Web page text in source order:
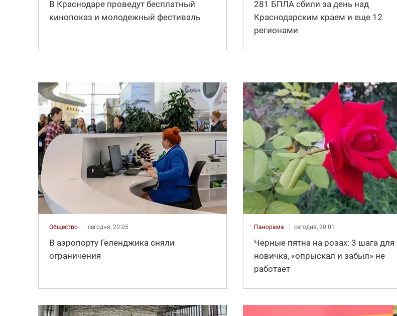
В Краснодаре проведут бесплатный
кинопоказ и молодежный фестиваль
281 БПЛА сбили за день над
Краснодарским краем и еще 12
регионами
Общество сегодня, 20:05
В аэропорту Геленджика сняли
ограничения
Панорама сегодня, 20:01
Черные пятна на розах: 3 шага для
новичка, «опрыскал и забыл» не
работает